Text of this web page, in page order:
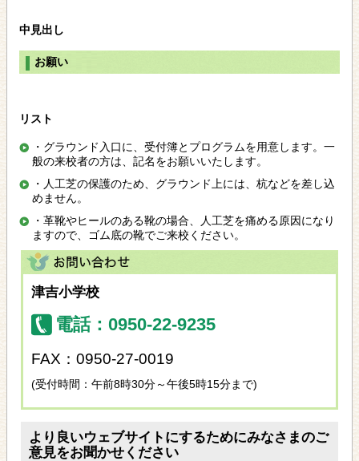
中見出し
お願い
リスト
・グラウンド入口に、受付簿とプログラムを用意します。一
般の来校者の方は、記名をお願いいたします。
・人工芝の保護のため、グラウンド上には、杭などを差し込
めません。
・革靴やヒールのある靴の場合、人工芝を痛める原因になり
ますので、ゴム底の靴でご来校ください。
津吉小学校
電話：0950-22-9235
FAX：0950-27-0019
(受付時間：午前8時30分～午後5時15分まで)
より良いウェブサイトにするためにみなさまのご
意見をお聞かせください